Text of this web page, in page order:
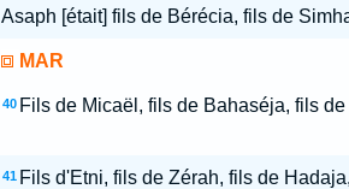
Asaph [était] fils de Bérécia, fils de
MAR
40 Fils de Micaël, fils de Bahaséja, fils
41 Fils d'Etni, fils de Zérah, fils de Hadaja,